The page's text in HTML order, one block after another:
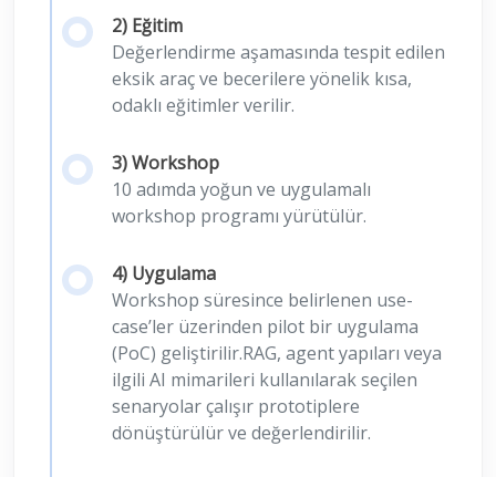
2) Eğitim
Değerlendirme aşamasında tespit edilen
eksik araç ve becerilere yönelik kısa,
odaklı eğitimler verilir.
3) Workshop
10 adımda yoğun ve uygulamalı
workshop programı yürütülür.
4) Uygulama
Workshop süresince belirlenen use-
case’ler üzerinden pilot bir uygulama
(PoC) geliştirilir.RAG, agent yapıları veya
ilgili AI mimarileri kullanılarak seçilen
senaryolar çalışır prototiplere
dönüştürülür ve değerlendirilir.